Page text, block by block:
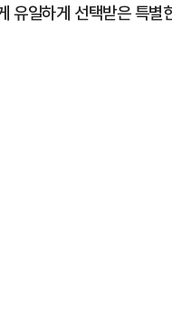
유일하게 선택받은 특별